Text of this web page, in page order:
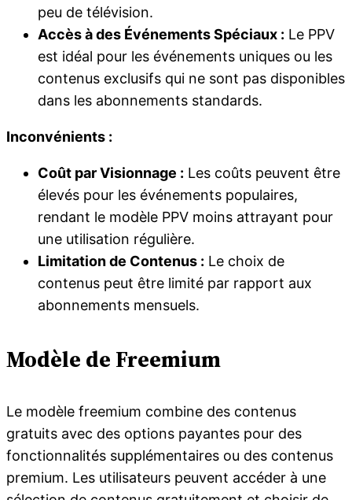
peu de télévision.
Accès à des Événements Spéciaux : Le PPV
est idéal pour les événements uniques ou les
contenus exclusifs qui ne sont pas disponibles
dans les abonnements standards.
Inconvénients :
Coût par Visionnage : Les coûts peuvent être
élevés pour les événements populaires,
rendant le modèle PPV moins attrayant pour
une utilisation régulière.
Limitation de Contenus : Le choix de
contenus peut être limité par rapport aux
abonnements mensuels.
Modèle de Freemium
Le modèle freemium combine des contenus
gratuits avec des options payantes pour des
fonctionnalités supplémentaires ou des contenus
premium. Les utilisateurs peuvent accéder à une